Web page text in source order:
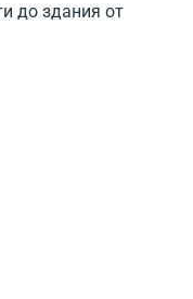
до здания от
быстро.
воспользоваться
отдельно
карте Москвы
Графский пер,
работать в БЦ
Общая
офисов в БЦ до